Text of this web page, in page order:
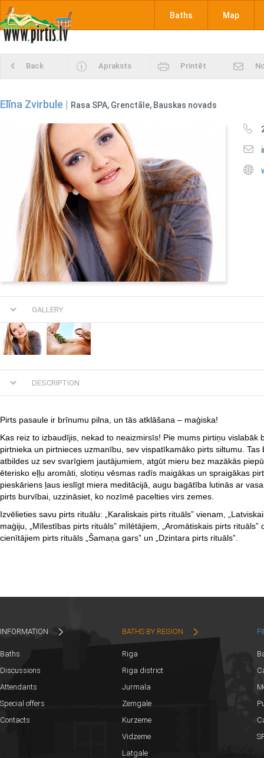
Baths Map
Back Apraksts Printēt
Elīna Zvirbule | Rasa SPA, Grenctāle, Bauskas novads
GALLERY
DESCRIPTION
Pirts pasaule ir brīnumu pilna, un tās atklāšana – maģiska!
Kas reiz to izbaudījis, nekad to neaizmirsīs! Pie mums pirtiņu vislabāk
pirtnieka un pirtnieces uzmanību, sev vispatīkamāko pirts siltumu.
atbildes uz sev svarīgiem jautājumiem, atgūt mieru bez mazākās
ēterisko eļļu aromāti, slotiņu vēsmas radīs maigākas un spraigākas
pieskāriens ļaus ieslīgt miera meditācijā, augu bagātība lutinās ar
pirts burvībai, uzzināsiet, ko nozīmē pacelties virs zemes.
Izvēlieties savu pirts rituālu: „Karaliskais pirts rituāls” vienam,
maģiju, „Mīlestības pirts rituāls” mīlētājiem, „Aromātiskais pirts
cienītājiem pirts rituāls „Šamaņa gars” un „Dzintara pirts rituāls”.
INFORMATION
Baths
Discussions
Attendants
Special offers
Contacts
BATHS BY REGION
Riga
Riga district
Jurmala
Zemgale
Kurzeme
Vidzeme
Latgale